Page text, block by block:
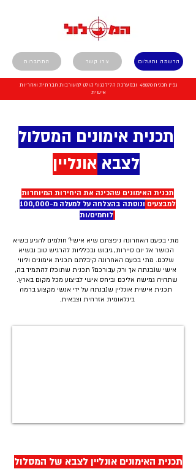
התחברות הרשמה ותשלום צרו קשר
גפ"ן תכנית 45870 ובמערכת הל"ל כגוף קולט למעורבות חברתית ואחריות
אישית
תכנית אימונים המסלול
לצבא אונליין
תכנית האימונים שהכינה את היחידות המיוחדות
למבצעים
ונוסתה בהצלחה על למעלה מ-100,000
לוחמים/ות
מתי בפעם האחרונה ניפצתם שיא אישי? חולמים להגיע בשיא
הכושר אל יום סיירות, גיבוש ובכלליות להרגיש טוב ובשיא
שלכם. מתי בפעם האחרונה קיבלתם תכנית אימונים וליווי
אישי שנבנתה אך ורק עבורכם? תכנית שתוכלו להתמיד בה,
שתהיה גמישה אליכם וביחס אישי לביצוע מכל מקום בארץ.
תכנית אישית אונליין שנבנתה על ידי אנשי מקצוע ברמה
בינלאומית אזרחית וצבאית.
תכנית האימונים אונליין לצבא של המסלול